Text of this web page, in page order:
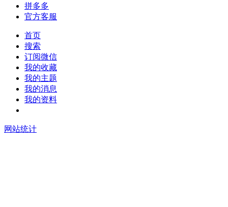
拼多多
官方客服
首页
搜索
订阅微信
我的收藏
我的主题
我的消息
我的资料
网站统计